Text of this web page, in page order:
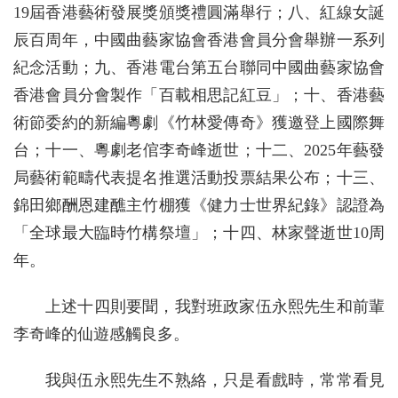
19屆香港藝術發展獎頒獎禮圓滿舉行；八、紅線女誕
辰百周年，中國曲藝家協會香港會員分會舉辦一系列
紀念活動；九、香港電台第五台聯同中國曲藝家協會
香港會員分會製作「百載相思記紅豆」；十、香港藝
術節委約的新編粵劇《竹林愛傳奇》獲邀登上國際舞
台；十一、粵劇老倌李奇峰逝世；十二、2025年藝發
局藝術範疇代表提名推選活動投票結果公布；十三、
錦田鄉酬恩建醮主竹棚獲《健力士世界紀錄》認證為
「全球最大臨時竹構祭壇」；十四、林家聲逝世10周
年。
上述十四則要聞，我對班政家伍永熙先生和前輩
李奇峰的仙遊感觸良多。
我與伍永熙先生不熟絡，只是看戲時，常常看見